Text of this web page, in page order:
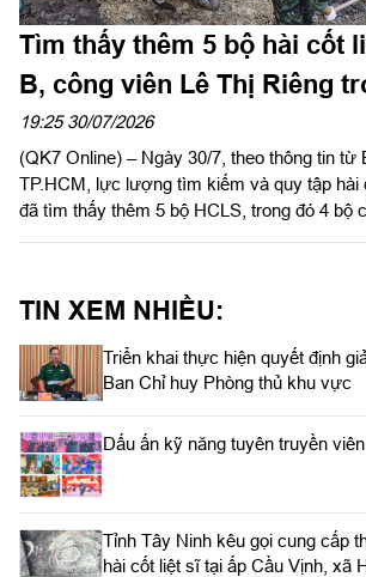
Tìm thấy thêm 5 bộ hài cốt liệt sĩ tại khu
B, công viên Lê Thị Riêng
30/7
19:25 30/07/2026
(QK7 Online) – Ngày 30/7, theo thông tin từ
TP.HCM, lực lượng tìm kiếm và quy tập hài
đã tìm thấy thêm 5 bộ HCLS, trong đó 4 bộ
TIN XEM NHIỀU:
Triển khai thực hiện quyết định
Ban Chỉ huy Phòng thủ khu vực
Dấu ấn kỹ năng tuyên truyền
Tỉnh Tây Ninh kêu gọi cung cấp
hài cốt liệt sĩ tại ấp Cầu Vịnh, xã